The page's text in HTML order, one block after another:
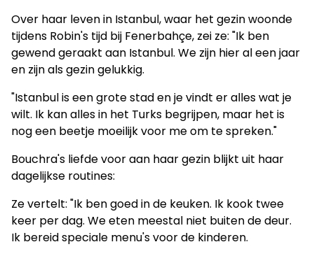
Over haar leven in Istanbul, waar het gezin woonde
tijdens Robin's tijd bij Fenerbahçe, zei ze: "Ik ben
gewend geraakt aan Istanbul. We zijn hier al een jaar
en zijn als gezin gelukkig.
"Istanbul is een grote stad en je vindt er alles wat je
wilt. Ik kan alles in het Turks begrijpen, maar het is
nog een beetje moeilijk voor me om te spreken."
Bouchra's liefde voor aan haar gezin blijkt uit haar
dagelijkse routines:
Ze vertelt: "Ik ben goed in de keuken. Ik kook twee
keer per dag. We eten meestal niet buiten de deur.
Ik bereid speciale menu's voor de kinderen.